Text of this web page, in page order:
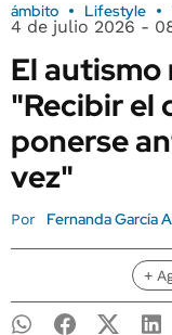
ámbito Lifestyle
4 de julio 2026 -
El autismo
"Recibir el
ponerse
vez"
Por Fernanda García
+